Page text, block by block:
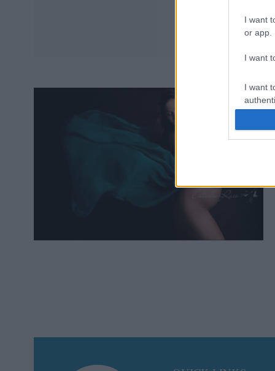
I want
or app.
I want
I want